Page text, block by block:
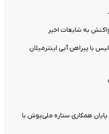
به شایعات اخیر
با پیراهن آبی اینترمیلان
پایان همکاری ستاره ملی‌پوش با